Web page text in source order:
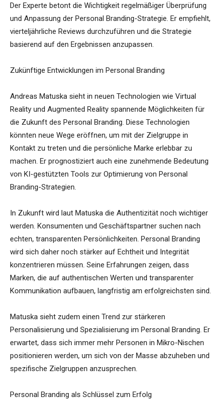
Der Experte betont die Wichtigkeit regelmäßiger Überprüfung
und Anpassung der Personal Branding-Strategie. Er empfiehlt,
vierteljährliche Reviews durchzuführen und die Strategie
basierend auf den Ergebnissen anzupassen.
Zukünftige Entwicklungen im Personal Branding
Andreas Matuska sieht in neuen Technologien wie Virtual
Reality und Augmented Reality spannende Möglichkeiten für
die Zukunft des Personal Branding. Diese Technologien
könnten neue Wege eröffnen, um mit der Zielgruppe in
Kontakt zu treten und die persönliche Marke erlebbar zu
machen. Er prognostiziert auch eine zunehmende Bedeutung
von KI-gestützten Tools zur Optimierung von Personal
Branding-Strategien.
In Zukunft wird laut Matuska die Authentizität noch wichtiger
werden. Konsumenten und Geschäftspartner suchen nach
echten, transparenten Persönlichkeiten. Personal Branding
wird sich daher noch stärker auf Echtheit und Integrität
konzentrieren müssen. Seine Erfahrungen zeigen, dass
Marken, die auf authentischen Werten und transparenter
Kommunikation aufbauen, langfristig am erfolgreichsten sind.
Matuska sieht zudem einen Trend zur stärkeren
Personalisierung und Spezialisierung im Personal Branding. Er
erwartet, dass sich immer mehr Personen in Mikro-Nischen
positionieren werden, um sich von der Masse abzuheben und
spezifische Zielgruppen anzusprechen.
Personal Branding als Schlüssel zum Erfolg